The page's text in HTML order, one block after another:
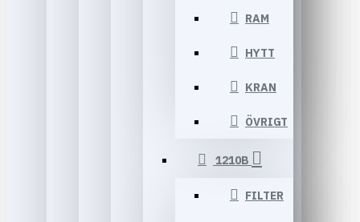
RAM
HYTT
KRAN
ÖVRIGT
1210B
FILTER